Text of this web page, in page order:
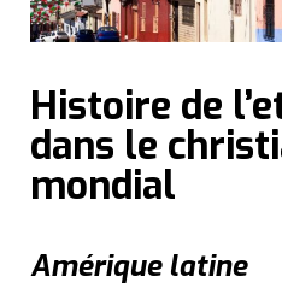
Histoire de
dans le
mondial
Amérique latine